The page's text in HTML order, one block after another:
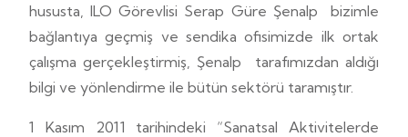
hususta, ILO Görevlisi Serap Güre Şenalp bizimle
bağlantıya geçmiş ve sendika ofisimizde ilk ortak
çalışma gerçekleştirmiş, Şenalp tarafımızdan aldığı
bilgi ve yönlendirme ile bütün sektörü taramıştır.
1 Kasım 2011 tarihindeki “Sanatsal Aktivitelerde